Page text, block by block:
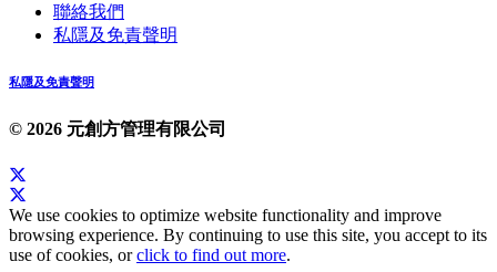
聯絡我們
私隱及免責聲明
私隱及免責聲明
© 2026 元創方管理有限公司
We use cookies to optimize website functionality and improve
browsing experience. By continuing to use this site, you accept to its
use of cookies, orclick to find out more.